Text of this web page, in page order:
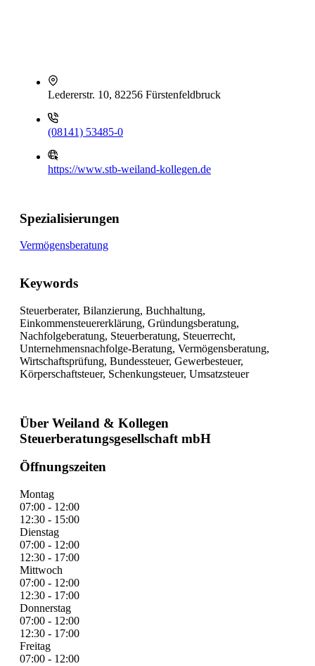
Ledererstr. 10, 82256 Fürstenfeldbruck
(08141) 53485-0
https://www.stb-weiland-kollegen.de
Spezialisierungen
Vermögensberatung
Keywords
Steuerberater, Bilanzierung, Buchhaltung,
Einkommensteuererklärung, Gründungsberatung,
Nachfolgeberatung, Steuerberatung, Steuerrecht,
Unternehmensnachfolge-Beratung, Vermögensberatung,
Wirtschaftsprüfung, Bundessteuer, Gewerbesteuer,
Körperschaftsteuer, Schenkungsteuer, Umsatzsteuer
Über Weiland & Kollegen
Steuerberatungsgesellschaft mbH
Öffnungszeiten
Montag
07:00 - 12:00
12:30 - 15:00
Dienstag
07:00 - 12:00
12:30 - 17:00
Mittwoch
07:00 - 12:00
12:30 - 17:00
Donnerstag
07:00 - 12:00
12:30 - 17:00
Freitag
07:00 - 12:00